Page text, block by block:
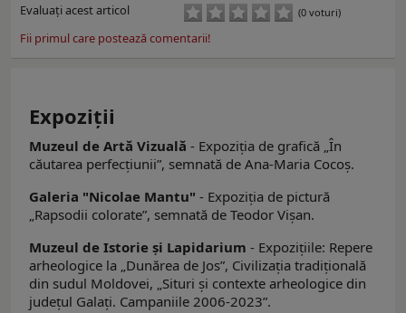
Evaluaţi acest articol (0 voturi)
Fii primul care postează comentarii!
Expoziţii
Muzeul de Artă Vizuală - Expoziția de grafică „În
căutarea perfecțiunii”, semnată de Ana-Maria Cocoș.
Galeria "Nicolae Mantu" - Expoziția de pictură
„Rapsodii colorate”, semnată de Teodor Vișan.
Muzeul de Istorie şi Lapidarium - Expoziţiile: Repere
arheologice la „Dunărea de Jos”, Civilizaţia tradiţională
din sudul Moldovei, „Situri şi contexte arheologice din
judeţul Galaţi. Campaniile 2006-2023”.